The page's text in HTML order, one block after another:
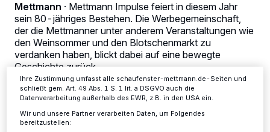
Mettmann · Mettmann Impulse feiert in diesem Jahr
sein 80-jähriges Bestehen. Die Werbegemeinschaft,
der die Mettmanner unter anderem Veranstaltungen wie
den Weinsommer und den Blotschenmarkt zu
verdanken haben, blickt dabei auf eine bewegte
Geschichte zurück.
12.11.2018 , 15:12 Uhr 2 Minuten Lesezeit
Zwecke. Wenn Tracker deaktiviert sind, sind manche Inhalte und
Anzeigen möglicherweise nicht mehr so relevant für Sie. Sie können
dieses Menü jederzeit wieder aufrufen, um Ihre Einstellungen zu
ändern oder Ihre Einwilligung zu widerrufen, indem Sie auf den Link
Einstellungen oder Ablehnen am unteren Rand der Webseite klicken.
Ihre Einstellungen gelten innerhalb unseres Website. Weitere
Informationen finden Sie in unserer Datenschutzerklärung.
Ihre Zustimmung umfasst alle schaufenster-mettmann.de-Seiten und
schließt gem. Art. 49 Abs. 1 S. 1 lit. a DSGVO auch die
Datenverarbeitung außerhalb des EWR, z.B. in den USA ein.
Wir und unsere Partner verarbeiten Daten, um Folgendes
bereitzustellen: